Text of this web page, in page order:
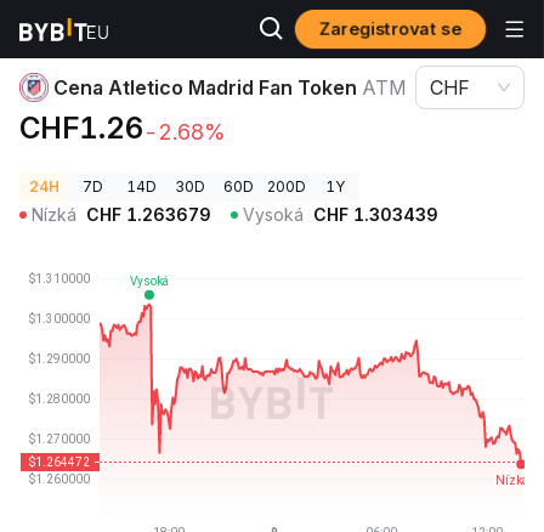
Zaregistrovat se
Ceny kryptoměn Cena Atletico Madrid Fan Token ATM
Cena Atletico Madrid Fan Token ATM
CHF1.26-2.68%
CHF
24H 7D 14D 30D 60D 200D 1Y
Nízká CHF 1.263679 Vysoká CHF 1.303439